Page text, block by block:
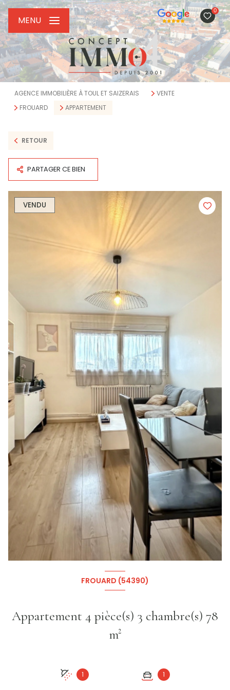
0
MENU
AGENCE IMMOBILIÈRE À TOUL ET SAIZERAIS
VENTE
FROUARD
APPARTEMENT
RETOUR
PARTAGER CE BIEN
VENDU
+7
FROUARD (54390)
Appartement 4 pièce(s) 3 chambre(s) 78
m²
1 1